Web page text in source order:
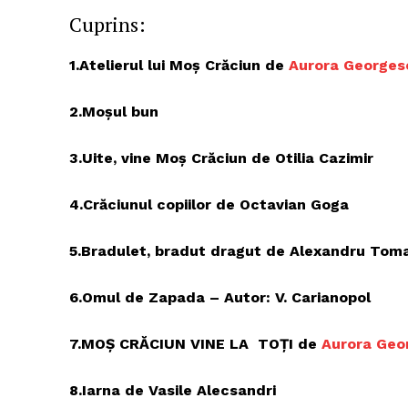
Cuprins:
1.Atelierul lui Moş Crăciun de Aurora
2.Moșul bun
3.Uite, vine Moş Crăciun de Otilia Cazimir
4.Crăciunul copiilor de Octavian Goga
5.Bradulet, bradut dragut de Alexandru
6.Omul de Zapada – Autor: V. Carianopol
7.MOŞ CRĂCIUN VINE LA TOŢI de Aurora
8.Iarna de Vasile Alecsandri